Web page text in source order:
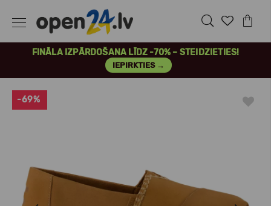
FINĀLA IZPĀRDOŠANA LĪDZ -70% – STEIDZIETIES!
IEPIRKTIES →
-69%